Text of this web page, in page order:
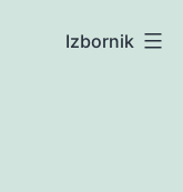
Izbornik